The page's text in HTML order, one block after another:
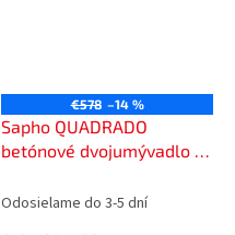
€578 –14 %
Sapho QUADRADO
betónové dvojumývadlo s
granit AR473
Odosielame do 3-5 dní